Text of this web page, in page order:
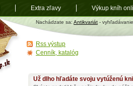
Antikvariát
shop.sk
Nachádzate sa: Antikvariát - vyhľadávanie
Už dlho hľadáte svoju vytúženú
Rss výstup
Cenník, katalóg
Extra zľavy Výkup kníh